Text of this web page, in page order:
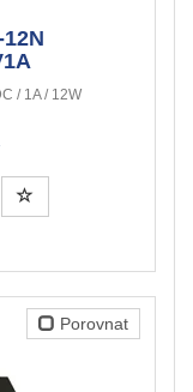
/ 1A / 12W
Porovnat